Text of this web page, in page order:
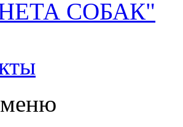
СОБАК"
меню